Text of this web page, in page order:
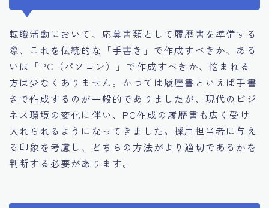
転職活動において、応募書類として履歴書を準備する
際、これを伝統的な「手書き」で作成すべきか、ある
いは「PC（パソコン）」で作成すべきか、悩まれる
方は少なくありません。かつては履歴書といえば手書
きで作成するのが一般的でありましたが、現代のビジ
ネス環境の変化に伴い、PC作成の履歴書も広く受け
入れられるようになってきました。採用担当者に与え
る印象を考慮し、どちらの方法がより適切であるかを
判断する必要があります。